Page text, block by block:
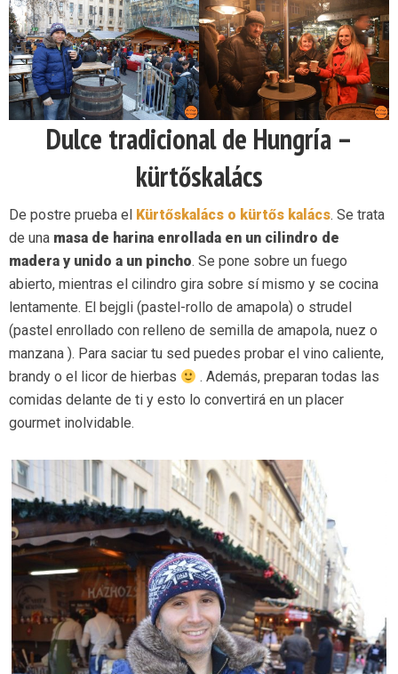
Dulce tradicional de Hungría –
kürtőskalács
De postre prueba el Kürtőskalács o kürtős kalács. Se trata
de una masa de harina enrollada en un cilindro de
madera y unido a un pincho. Se pone sobre un fuego
abierto, mientras el cilindro gira sobre sí mismo y se cocina
lentamente. El bejgli (pastel-rollo de amapola) o strudel
(pastel enrollado con relleno de semilla de amapola, nuez o
manzana ). Para saciar tu sed puedes probar el vino caliente,
brandy o el licor de hierbas
. Además, preparan todas las
comidas delante de ti y esto lo convertirá en un placer
gourmet inolvidable.